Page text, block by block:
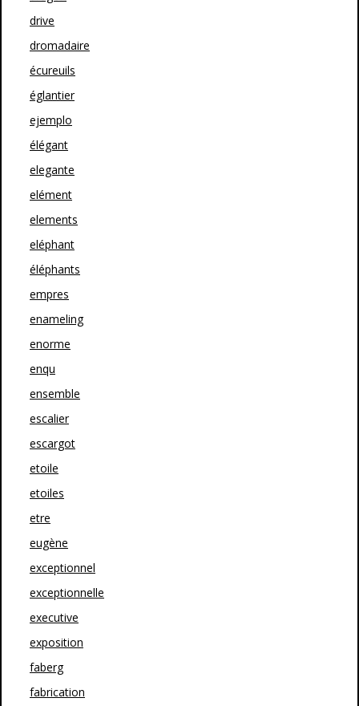
drive
dromadaire
écureuils
églantier
ejemplo
élégant
elegante
elément
elements
eléphant
éléphants
empres
enameling
enorme
enqu
ensemble
escalier
escargot
etoile
etoiles
etre
eugène
exceptionnel
exceptionnelle
executive
exposition
faberg
fabrication